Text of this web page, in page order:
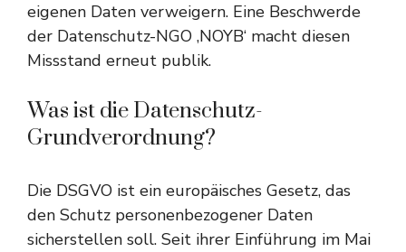
eigenen Daten verweigern. Eine Beschwerde
der Datenschutz-NGO ‚NOYB‘ macht diesen
Missstand erneut publik.
Was ist die Datenschutz-
Grundverordnung?
Die DSGVO ist ein europäisches Gesetz, das
den Schutz personenbezogener Daten
sicherstellen soll. Seit ihrer Einführung im Mai